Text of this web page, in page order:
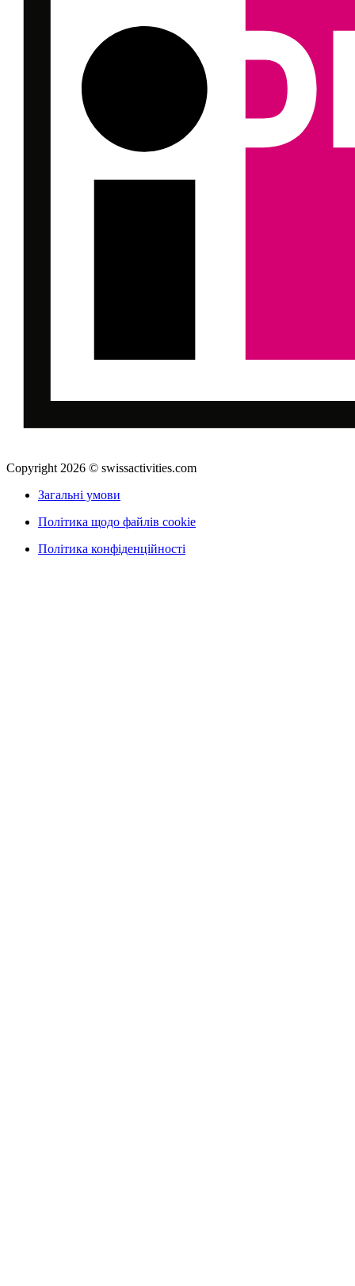
Copyright 2026 © swissactivities.com
Загальні умови
Політика щодо файлів cookie
Політика конфіденційності